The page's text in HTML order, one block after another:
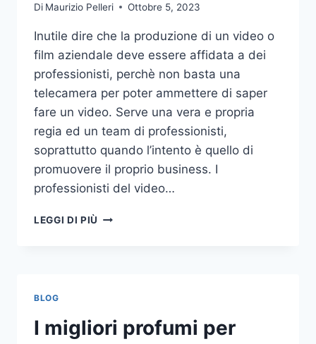
Di Maurizio Pelleri Ottobre 5, 2023
Inutile dire che la produzione di un video o
film aziendale deve essere affidata a dei
professionisti, perchè non basta una
telecamera per poter ammettere di saper
fare un video. Serve una vera e propria
regia ed un team di professionisti,
soprattutto quando l’intento è quello di
promuovere il proprio business. I
professionisti del video…
LEGGI DI PIÙ
VIDEO
BLOG
I migliori profumi per